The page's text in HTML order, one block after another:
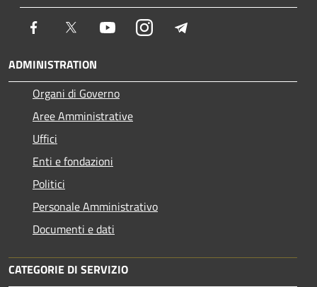
Facebook Twitter YoutubeInstagram
ADMINISTRATION
Organi di Governo
Aree Amministrative
Uffici
Enti e fondazioni
Politici
Personale Amministrativo
Documenti e dati
CATEGORIE DI SERVIZIO